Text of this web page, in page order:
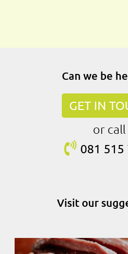
Can we be
GET IN
or call
081 515
Visit our